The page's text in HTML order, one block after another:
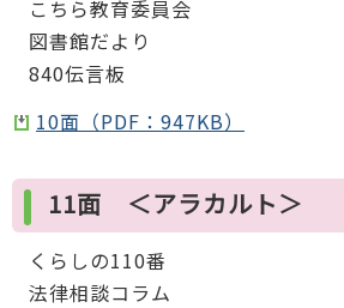
こちら教育委員会
図書館だより
840伝言板
10面（PDF：947KB）
11面 ＜アラカルト＞
くらしの110番
法律相談コラム